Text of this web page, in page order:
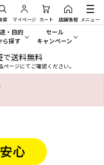
索 マイページ カート 店舗情報 メニュー
みる
・目的
ら探す
般向けパソコン
リエイティブ向け
習向けパソコン
セール
キャンペーン
セール・キャンペー
おすすめ目玉パソコン
今イチオシのパソコンをピ
で送料無料
ージにてご確認ください。